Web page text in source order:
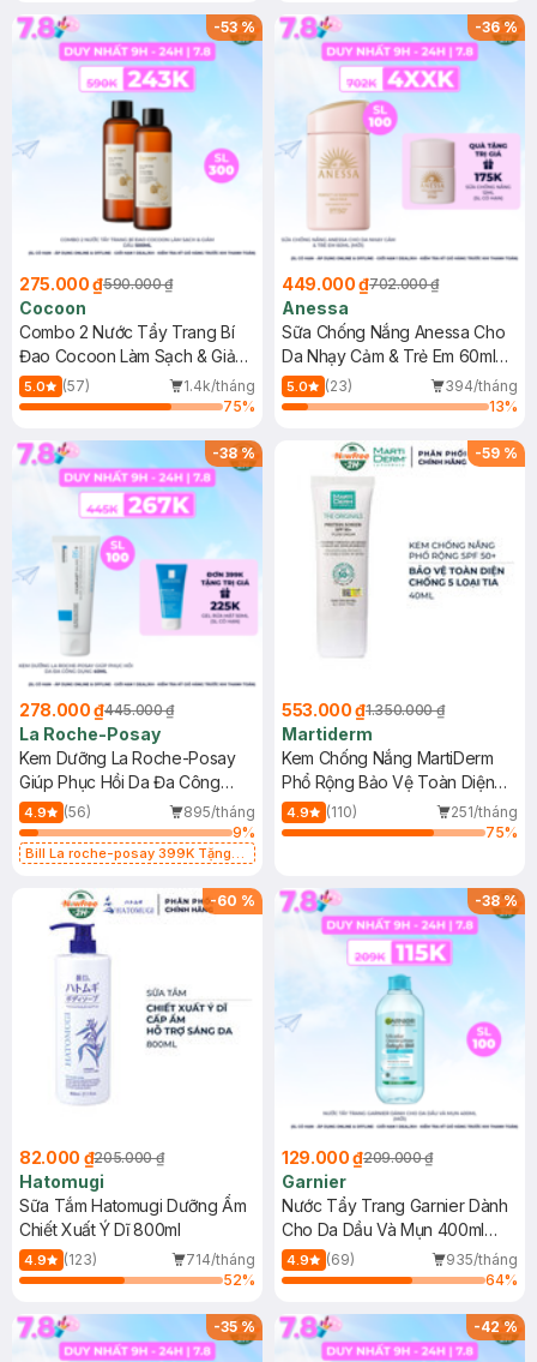
-53%
275.000 ₫590.000 ₫
Cocoon
Combo 2 Nước Tẩy Trang Bí
Đao Cocoon Làm Sạch & Giảm
Dầu 500ml
5.0 (57)
1.4k/tháng
75%
-36%
449.000 ₫702.000 ₫
Anessa
Sữa Chống Nắng Anessa Cho
Da Nhạy Cảm & Trẻ Em 60ml
(Mới)
5.0 (23)
394/tháng
13%
-38%
278.000 ₫445.000 ₫
La Roche-Posay
Kem Dưỡng La Roche-Posay
Giúp Phục Hồi Da Đa Công
Dụng 40ml
4.9 (56)
895/tháng
9%
Bill La roche-posay 399K Tặng
(SL có hạn)
-59 %
553.000 ₫1.350.000 ₫
Martiderm
Kem Chống Nắng MartiDerm
Phổ Rộng Bảo Vệ Toàn Diện
40ml
4.9 (110)
251/tháng
75%
-60 %
82.000 ₫205.000 ₫
Hatomugi
Sữa Tắm Hatomugi Dưỡng Ẩm
Chiết Xuất Ý Dĩ 800ml
4.9 (123)
714/tháng
52%
-38%
129.000 ₫209.000 ₫
Garnier
Nước Tẩy Trang Garnier Dành
Cho Da Dầu Và Mụn 400ml
(Mới)
4.9 (69)
935/tháng
64%
-35% -42%